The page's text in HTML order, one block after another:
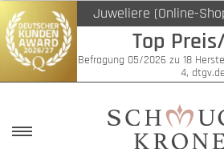
Juweliere (Online-
Top
Befragung 05/2026 zu 18
4,